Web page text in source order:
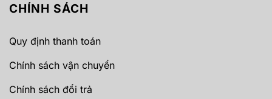
CHÍNH SÁCH
Quy định thanh toán
Chính sách vận chuyển
Chính sách đổi trả